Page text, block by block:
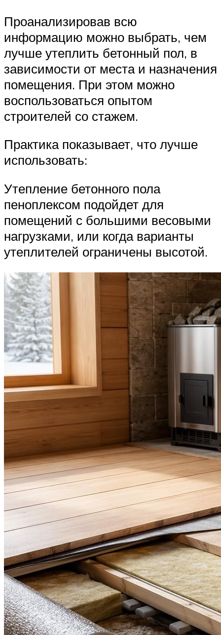
Проанализировав всю
информацию можно выбрать, чем
лучше утеплить бетонный пол, в
зависимости от места и назначения
помещения. При этом можно
воспользоваться опытом
строителей со стажем.
Практика показывает, что лучше
использовать:
Утепление бетонного пола
пеноплексом подойдет для
помещений с большими весовыми
нагрузками, или когда варианты
утеплителей ограничены высотой.